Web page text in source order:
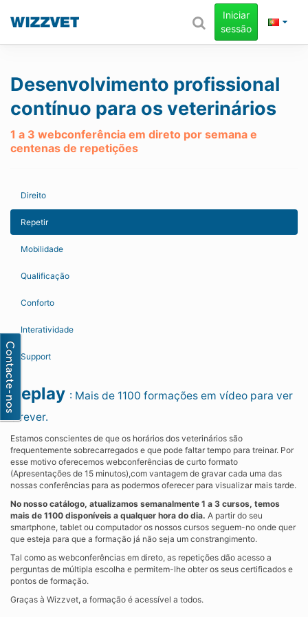
Iniciar
sessão
Desenvolvimento profissional
contínuo para os veterinários
1 a 3 webconferência em direto por semana e
centenas de repetições
Direito
Repetir
Mobilidade
Qualificação
Conforto
Interatividade
Support
Replay : Mais de 1100 formações em vídeo para ver
e rever.
Estamos conscientes de que os horários dos veterinários são
frequentemente sobrecarregados e que pode faltar tempo para treinar. Por
esse motivo oferecemos webconferências de curto formato
(Apresentações de 15 minutos),com vantagem de gravar cada uma das
nossas conferências para as podermos oferecer para visualizar mais tarde.
No nosso catálogo, atualizamos semanalmente 1 a 3 cursos, temos
mais de 1100 disponíveis a qualquer hora do dia. A partir do seu
smartphone, tablet ou computador os nossos cursos seguem-no onde quer
que esteja para que a formação já não seja um constrangimento.
Tal como as webconferências em direto, as repetições dão acesso a
perguntas de múltipla escolha e permitem-lhe obter os seus certificados e
pontos de formação.
Graças à Wizzvet, a formação é acessível a todos.